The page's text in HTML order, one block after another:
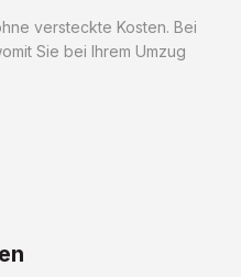
versteckte Kosten. Bei
Sie bei Ihrem Umzug